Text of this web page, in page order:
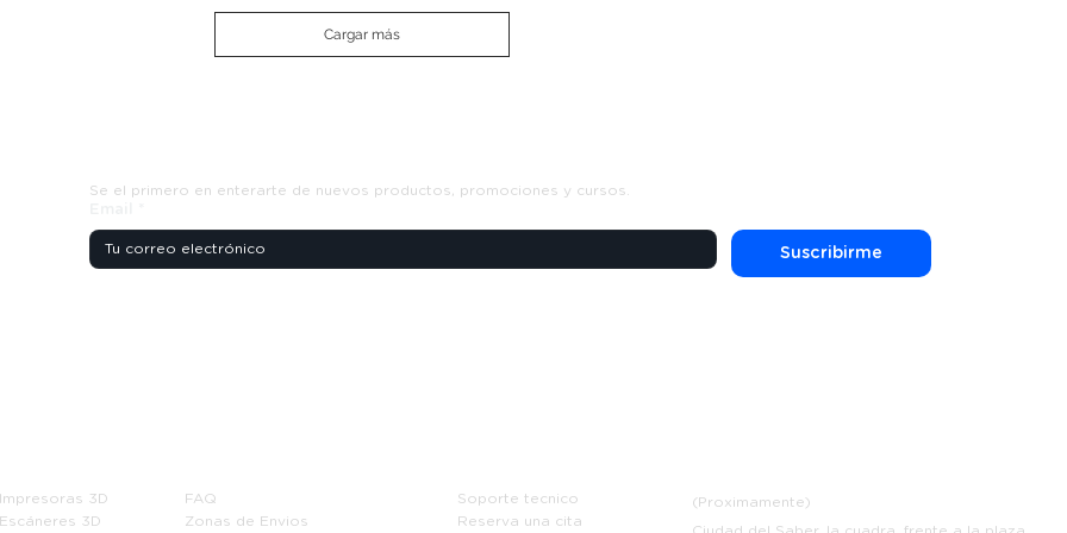
Cargar más
Se el primero en enterarte de nuevos productos, promociones y cursos.
Suscribirme
Impresoras 3D
Escáneres 3D
FAQ
Zonas de Envios
Soporte tecnico
Reserva una cita
(Proximamente)